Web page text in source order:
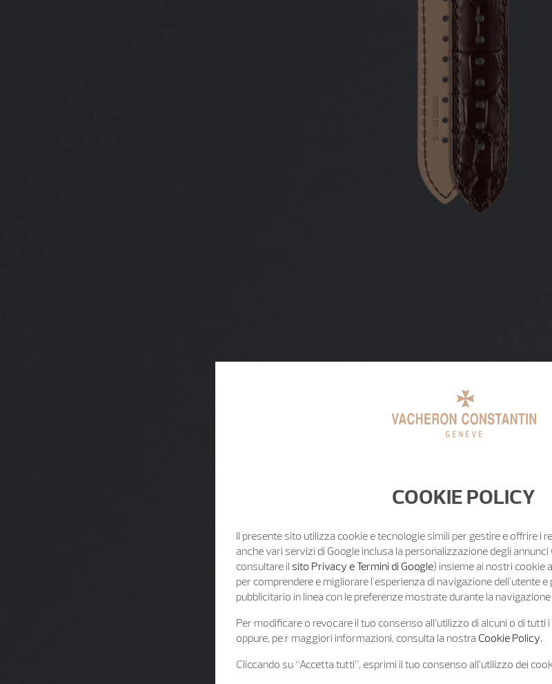
COOKIE POLICY
Il presente sito utilizza cookie e tecnologie simili per gestire e offrire i
anche vari servizi di Google inclusa la personalizzazione degli
consultare il sito Privacy e Termini di Google) insieme ai nostri cookie
per comprendere e migliorare l'esperienza di navigazione dell'utente
pubblicitario in linea con le preferenze mostrate durante la navigazione
Per modificare o revocare il tuo consenso all’utilizzo di alcuni o di tutti
oppure, pe r maggiori informazioni, consulta la nostra Cookie Policy.
Cliccando su “Accetta tutti”, esprimi il tuo consenso all’utilizzo dei